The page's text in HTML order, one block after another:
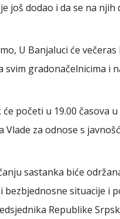
još dodao i da se na njih
U Banjaluci će
svim gradonačelnicima i
će početi u 19.00 časova
Vlade za odnose s
sastanka biće
bezbjednosne situacije i
Republike